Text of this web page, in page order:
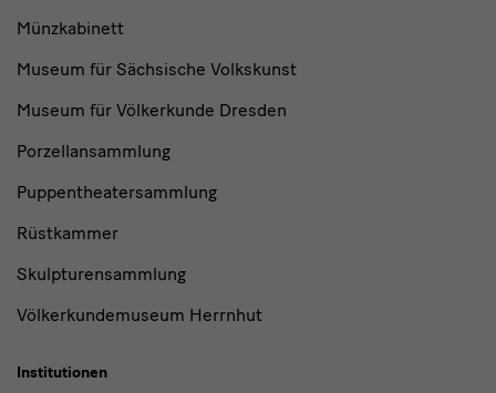
Münzkabinett
Museum für Sächsische Volkskunst
Museum für Völkerkunde Dresden
Porzellansammlung
Puppentheatersammlung
Rüstkammer
Skulpturensammlung
Völkerkundemuseum Herrnhut
Institutionen